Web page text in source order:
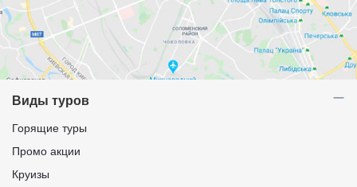
Виды туров
Горящие туры
Промо акции
Круизы